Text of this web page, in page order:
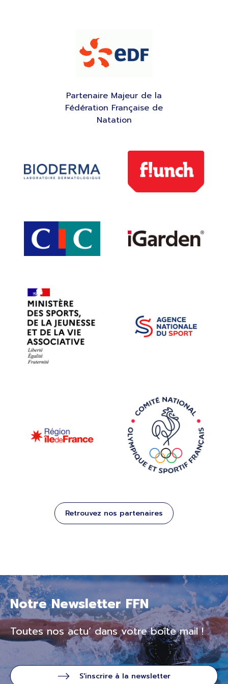
Partenaire Majeur de la
Fédération Française de
Natation
Retrouvez nos partenaires
Notre Newsletter FFN
Toutes nos actu’ dans votre boîte mail !
S'inscrire à la newsletter